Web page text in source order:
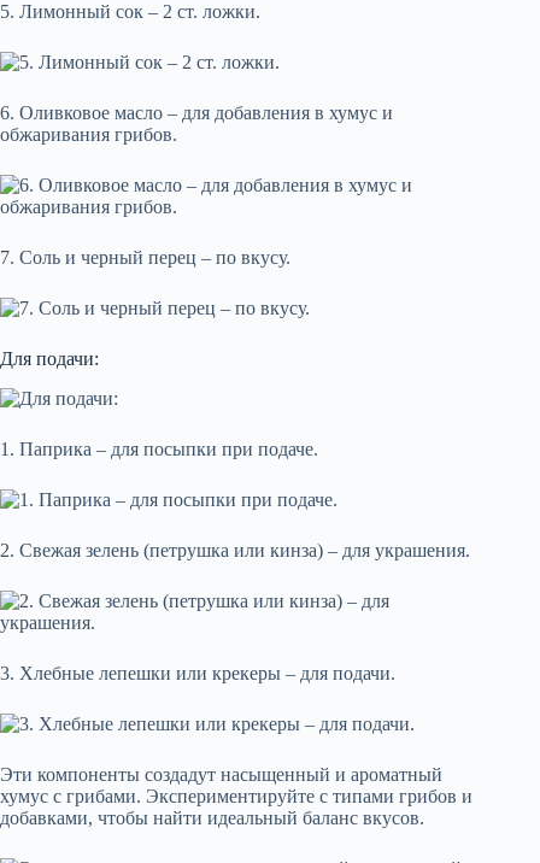
5. Лимонный сок – 2 ст. ложки.
6. Оливковое масло – для добавления в хумус и
обжаривания грибов.
7. Соль и черный перец – по вкусу.
Для подачи:
1. Паприка – для посыпки при подаче.
2. Свежая зелень (петрушка или кинза) – для украшения.
3. Хлебные лепешки или крекеры – для подачи.
Эти компоненты создадут насыщенный и ароматный
хумус с грибами. Экспериментируйте с типами грибов и
добавками, чтобы найти идеальный баланс вкусов.